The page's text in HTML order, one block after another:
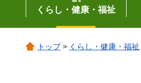
くらし・健康・福祉
トップ> くらし・健康・福祉